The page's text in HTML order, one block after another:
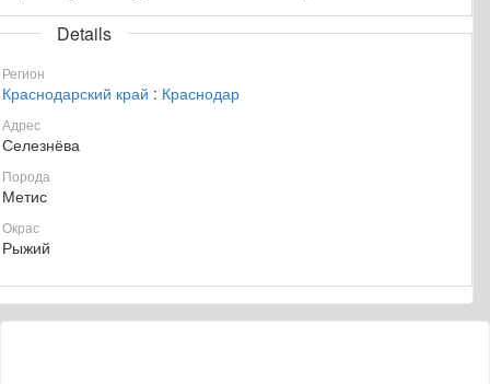
Details
Регион
Краснодарский край : Краснодар
Адрес
Селезнёва
Порода
Метис
Окрас
Рыжий